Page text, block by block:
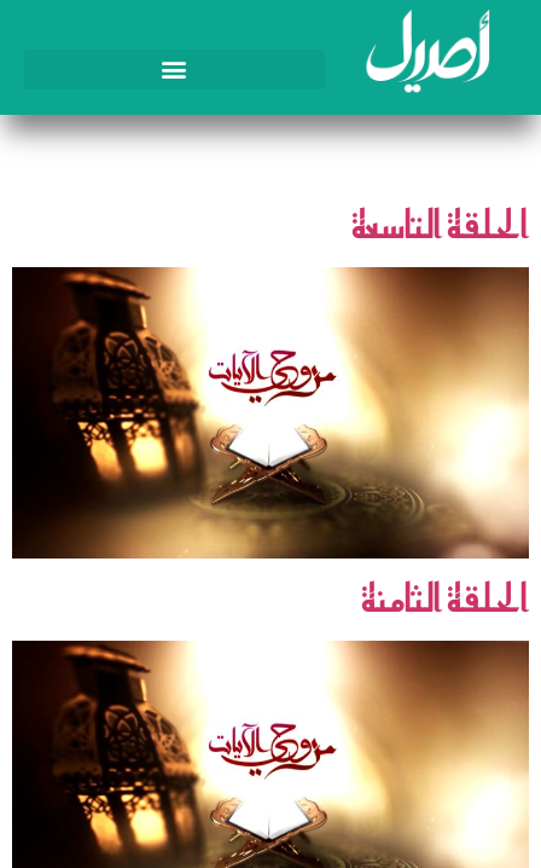
الوسم:آية
الحلقة التاسعة
الحلقة الثامنة